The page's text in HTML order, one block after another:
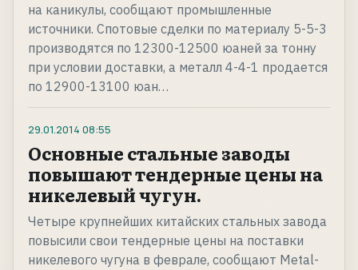
на каникулы, сообщают промышленные
источники. Спотовые сделки по материалу 5-5-3
производятся по 12300-12500 юаней за тонну
при условии доставки, а металл 4-4-1 продается
по 12900-13100 юан…
29.01.2014 08:55
Основные стальные заводы
повышают тендерные цены на
никелевый чугун.
Четыре крупнейших китайских стальных завода
повысили свои тендерные цены на поставки
никелевого чугуна в феврале, сообщают Metal-